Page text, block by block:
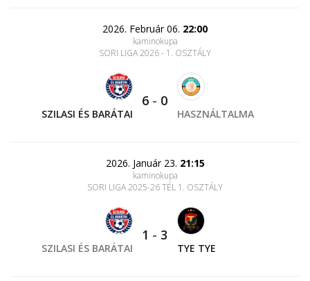
2026. Február 06. 22:00
kaminokupa
SORI LIGA 2026 - 1. OSZTÁLY
SZILASI ÉS BARÁTAI
6 - 0
HASZNÁLTALMA
2026. Január 23. 21:15
kaminokupa
SORI LIGA 2025-26 TÉL 1. OSZTÁLY
SZILASI ÉS BARÁTAI
1 - 3
TYE TYE